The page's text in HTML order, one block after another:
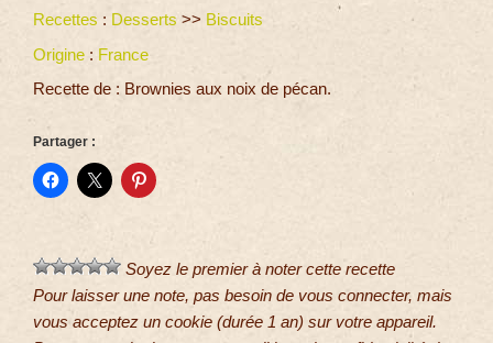
Recettes : Desserts >> Biscuits
Origine : France
Recette de : Brownies aux noix de pécan.
Partager :
Soyez le premier à noter cette recette
Pour laisser une note, pas besoin de vous connecter, mais
vous acceptez un cookie (durée 1 an) sur votre appareil.